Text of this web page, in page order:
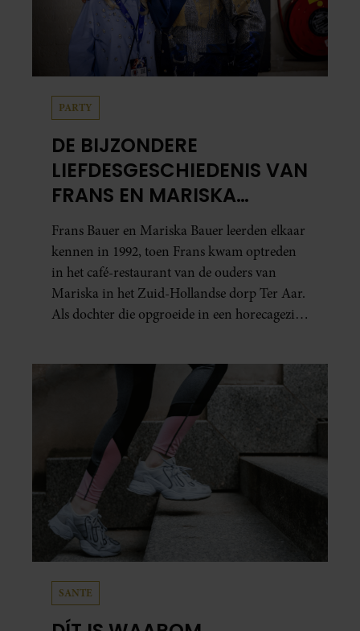
PARTY
DE BIJZONDERE
LIEFDESGESCHIEDENIS VAN
FRANS EN MARISKA
BAUER: OOK IN BED
ELKAARS EERSTE
Frans Bauer en Mariska Bauer leerden elkaar
kennen in 1992, toen Frans kwam optreden
in het café-restaurant van de ouders van
Mariska in het Zuid-Hollandse dorp Ter Aar.
Als dochter die opgroeide in een horecagezin
SANTE